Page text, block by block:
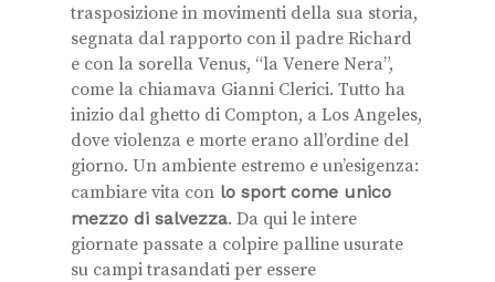
trasposizione in movimenti della sua storia,
segnata dal rapporto con il padre Richard
e con la sorella Venus, “la Venere Nera”,
come la chiamava Gianni Clerici. Tutto ha
inizio dal ghetto di Compton, a Los Angeles,
dove violenza e morte erano all’ordine del
giorno. Un ambiente estremo e un’esigenza:
cambiare vita con lo sport come unico
mezzo di salvezza. Da qui le intere
giornate passate a colpire palline usurate
su campi trasandati per essere